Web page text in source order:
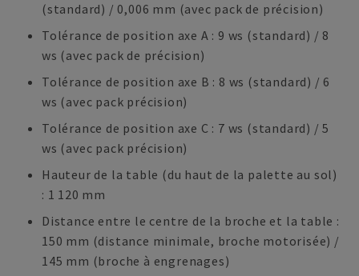
(standard) / 0,006 mm (avec pack de précision)
Tolérance de position axe A : 9 ws (standard) / 8
ws (avec pack de précision)
Tolérance de position axe B : 8 ws (standard) / 6
ws (avec pack précision)
Tolérance de position axe C : 7 ws (standard) / 5
ws (avec pack précision)
Hauteur de la table (du haut de la palette au sol)
: 1 120 mm
Distance entre le centre de la broche et la table :
150 mm (distance minimale, broche motorisée) /
145 mm (broche à engrenages)